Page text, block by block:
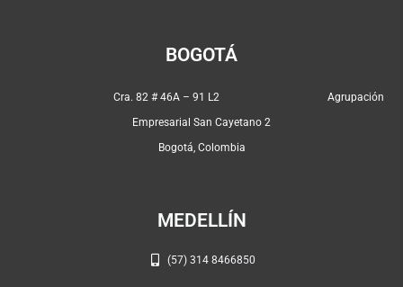
e
o
o
k
t
g
r
a
p
p
BOGOTÁ
Cra. 82 # 46A – 91 L2 Agrupación
Empresarial San Cayetano 2
Bogotá, Colombia
MEDELLÍN
(57) 314 8466850